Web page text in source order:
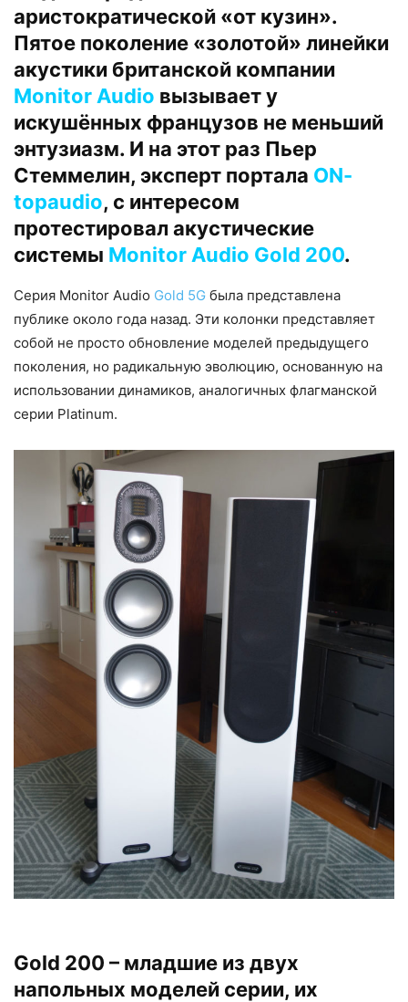
аристократической «от кузин».
Пятое поколение «золотой» линейки
акустики британской компании
Monitor Audio вызывает у
искушённых французов не меньший
энтузиазм. И на этот раз Пьер
Стеммелин, эксперт портала ON-
topaudio, с интересом
протестировал акустические
системы Monitor Audio Gold 200.
Серия Monitor Audio Gold 5G была представлена
публике около года назад. Эти колонки представляет
собой не просто обновление моделей предыдущего
поколения, но радикальную эволюцию, основанную на
использовании динамиков, аналогичных флагманской
серии Platinum.
Gold 200 – младшие из двух
напольных моделей серии, их